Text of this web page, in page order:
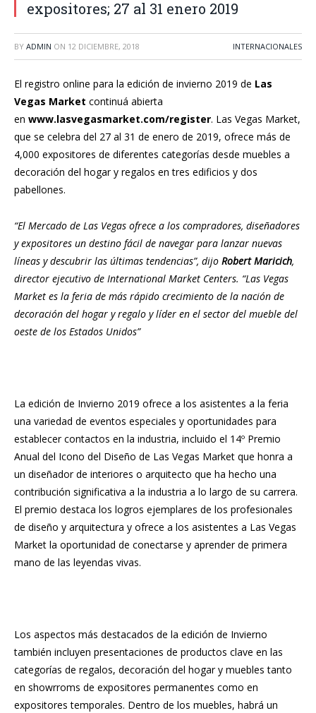
expositores; 27 al 31 enero 2019
BY ADMIN ON 12 DICIEMBRE, 2018 INTERNACIONALES
El registro online para la edición de invierno 2019 de Las
Vegas Market continuá abierta
en www.lasvegasmarket.com/register. Las Vegas Market,
que se celebra del 27 al 31 de enero de 2019, ofrece más de
4,000 expositores de diferentes categorías desde muebles a
decoración del hogar y regalos en tres edificios y dos
pabellones.
“El Mercado de Las Vegas ofrece a los compradores, diseñadores
y expositores un destino fácil de navegar para lanzar nuevas
líneas y descubrir las últimas tendencias”, dijo Robert Maricich,
director ejecutivo de International Market Centers. “Las Vegas
Market es la feria de más rápido crecimiento de la nación de
decoración del hogar y regalo y líder en el sector del mueble del
oeste de los Estados Unidos”
La edición de Invierno 2019 ofrece a los asistentes a la feria
una variedad de eventos especiales y oportunidades para
establecer contactos en la industria, incluido el 14º Premio
Anual del Icono del Diseño de Las Vegas Market que honra a
un diseñador de interiores o arquitecto que ha hecho una
contribución significativa a la industria a lo largo de su carrera.
El premio destaca los logros ejemplares de los profesionales
de diseño y arquitectura y ofrece a los asistentes a Las Vegas
Market la oportunidad de conectarse y aprender de primera
mano de las leyendas vivas.
Los aspectos más destacados de la edición de Invierno
también incluyen presentaciones de productos clave en las
categorías de regalos, decoración del hogar y muebles tanto
en showrroms de expositores permanentes como en
expositores temporales. Dentro de los muebles, habrá un